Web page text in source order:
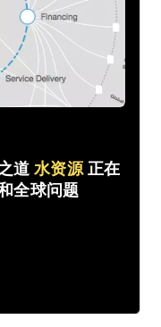
道 水资源 正在
全球问题